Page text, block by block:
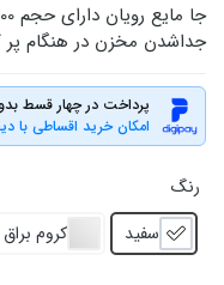
جداشدن مخزن در هنگام پر
پرداخت در چهار قسط
امکان خرید اقساطی با
رنگ
سفید
کروم براق